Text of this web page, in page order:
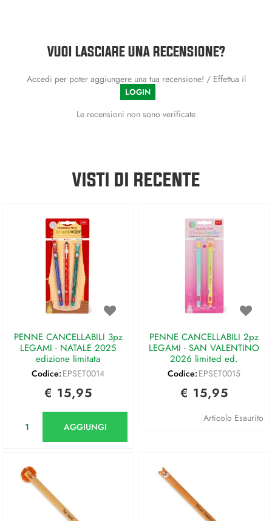
VUOI LASCIARE UNA RECENSIONE?
Accedi per poter aggiungere una tua recensione! / Effettua il
LOGIN
Le recensioni non sono verificate
VISTI DI RECENTE
PENNE CANCELLABILI 3pz
LEGAMI - NATALE 2025
edizione limitata
Codice: EPSET0014
€ 15,95
AGGIUNGI
PENNE CANCELLABILI 2pz
LEGAMI - SAN VALENTINO
2026 limited ed.
Codice: EPSET0015
€ 15,95
Articolo Esaurito